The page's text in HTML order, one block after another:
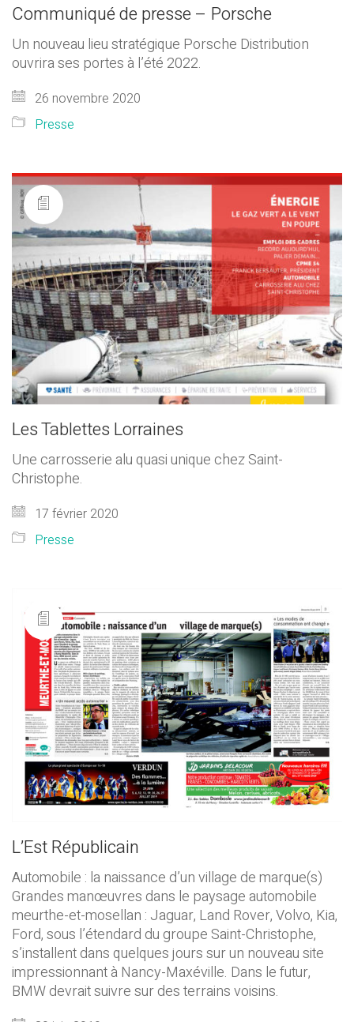
Communiqué de presse – Porsche
Un nouveau lieu stratégique Porsche Distribution
ouvrira ses portes à l’été 2022.
26 novembre 2020
Presse
Les Tablettes Lorraines
Une carrosserie alu quasi unique chez Saint-
Christophe.
17 février 2020
Presse
L’Est Républicain
Automobile : la naissance d’un village de marque(s)
Grandes manœuvres dans le paysage automobile
meurthe-et-mosellan : Jaguar, Land Rover, Volvo, Kia,
Ford, sous l’étendard du groupe Saint-Christophe,
s’installent dans quelques jours sur un nouveau site
impressionnant à Nancy-Maxéville. Dans le futur,
BMW devrait suivre sur des terrains voisins.